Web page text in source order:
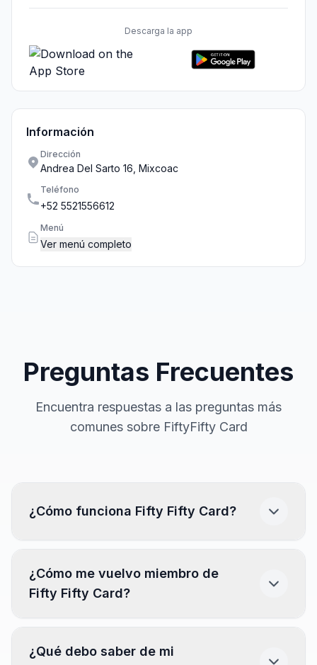
Descarga la app
Información
Dirección
Andrea Del Sarto 16, Mixcoac
Teléfono
+52 5521556612
Menú
Ver menú completo
Preguntas Frecuentes
Encuentra respuestas a las preguntas más
comunes sobre FiftyFifty Card
¿Cómo funciona Fifty Fifty Card?
Descarga la app.(Disponible en App Store y
Play Store)
Ve los días y horarios disponibles
¿Cómo me vuelvo miembro de
Fifty Fifty Card?
Descarga la app desde el marketplace de tu
¿Qué debo saber de mi